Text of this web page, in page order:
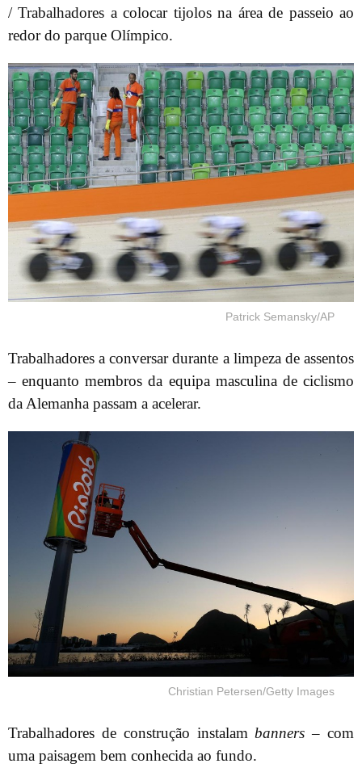
/ Trabalhadores a colocar tijolos na área de passeio ao
redor do parque Olímpico.
Patrick Semansky/AP
Trabalhadores a conversar durante a limpeza de assentos
– enquanto membros da equipa masculina de ciclismo
da Alemanha passam a acelerar.
Christian Petersen/Getty Images
Trabalhadores de construção instalambanners – com
uma paisagem bem conhecida ao fundo.